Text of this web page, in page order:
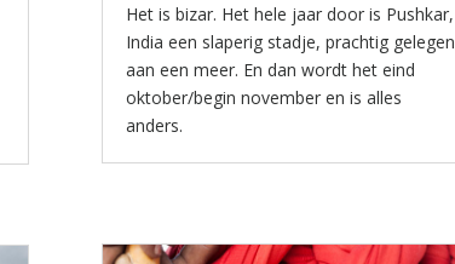
Het is bizar. Het hele jaar door is Pushkar,
India een slaperig stadje, prachtig gelegen
aan een meer. En dan wordt het eind
oktober/begin november en is alles
anders.